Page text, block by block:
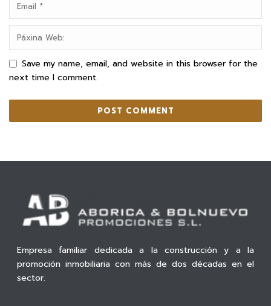
Save my name, email, and website in this browser for the
next time I comment.
Empresa familiar dedicada a la construcción y a la
promoción inmobiliaria con más de dos décadas en el
sector.